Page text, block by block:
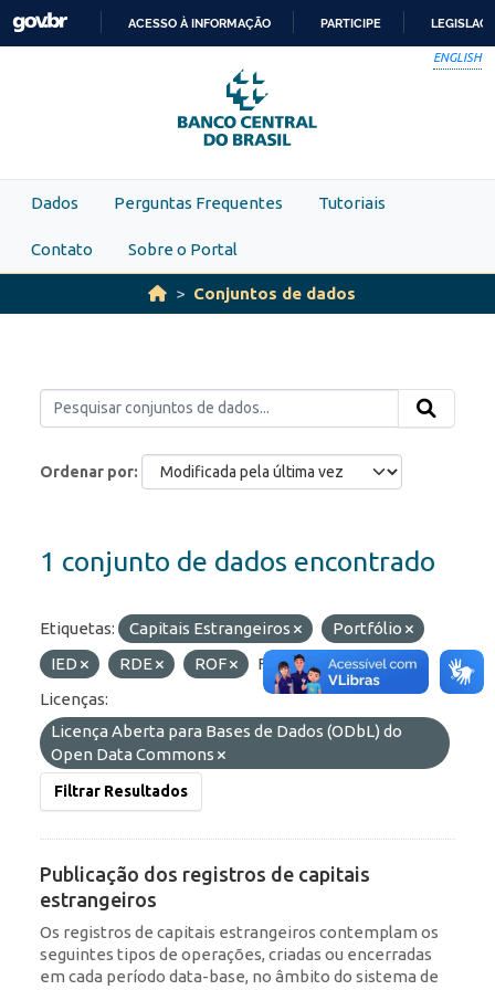
Skip to main content
PARA
O
CONTEÚDO
ACESSO À INFORMAÇÃO PARTICIPE
ENGLISH
Dados Perguntas Frequentes Tutoriais
Contato Sobre o Portal
Conjuntos de dados
Ordenar por
1 conjunto de dados encontrado
Etiquetas: Capitais Estrangeiros
Portfólio
IED
RDE ROF Formatos:
HTML
Licenças:
Licença Aberta para Bases de Dados (ODbL) do
Open Data Commons
Filtrar Resultados
Publicação dos registros de capitais
estrangeiros
Os registros de capitais estrangeiros contemplam os
seguintes tipos de operações, criadas ou encerradas
em cada período data-base, no âmbito do sistema de